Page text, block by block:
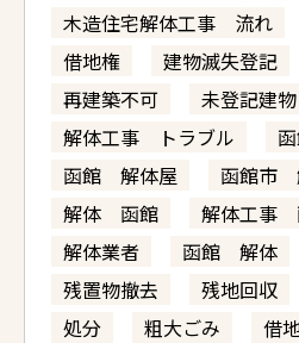
木造住宅解体工事 流れ
借地権
建物滅失登記
再建築不可
未登記建物
解体工事 トラブル
函館 解体屋
函館市
解体 函館
解体工事
解体業者
函館 解体
残置物撤去
残地回収
処分
粗大ごみ 借